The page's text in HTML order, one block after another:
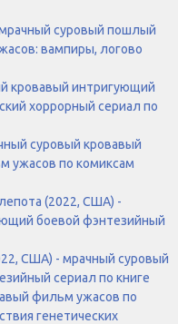
суровый пошлый
вампиры, логово
кровавый интригующий
хоррорный сериал по
суровый кровавый
ужасов по комиксам
(2022, США) -
боевой фэнтезийный
США) - мрачный суровый
сериал по книге
фильм ужасов по
генетических